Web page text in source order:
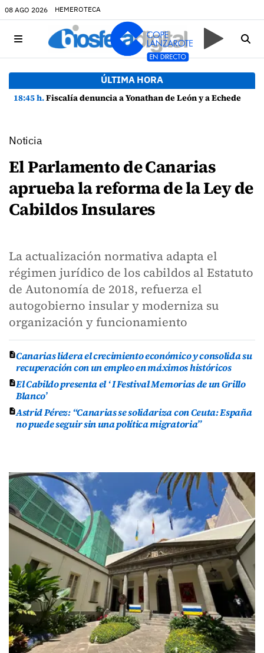
08 AGO 2026 HEMEROTECA
ÚLTIMA HORA
18:45 h.Fiscalía denuncia a Yonathan de León y a Echedey Eugenio por presuntas anomalías en contratos festivos
Noticia
El Parlamento de Canarias
aprueba la reforma de la Ley de
Cabildos Insulares
La actualización normativa adapta el
régimen jurídico de los cabildos al Estatuto
de Autonomía de 2018, refuerza el
autogobierno insular y moderniza su
organización y funcionamiento
Canarias lidera el crecimiento económico y consolida su
recuperación con un empleo en máximos históricos
El Cabildo presenta el ‘ I Festival Memorias de un Grillo
Blanco’
Astrid Pérez: “Canarias se solidariza con Ceuta: España
no puede seguir sin una política migratoria”